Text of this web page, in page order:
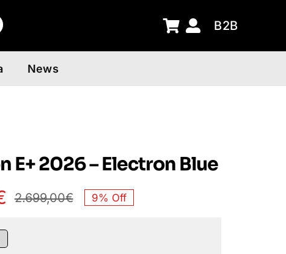
B2B
News
E+ 2026 – Electron Blue
2.699,00€ 9% Off